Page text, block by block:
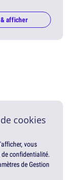
afficher
cookies
vous
de confidentialité.
de Gestion